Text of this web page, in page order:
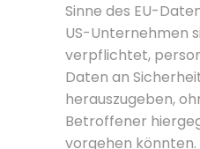
Sinne des EU-
US-Unternehmen
verpflichtet,
Daten an
herauszugeben,
Betroffener
vorgehen könnten.